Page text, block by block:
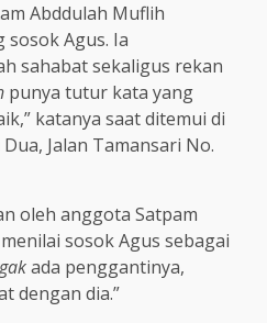
Abddulah Muflih
Agus. Ia
sahabat sekaligus rekan
punya tutur kata yang
katanya saat ditemui di
Jalan Tamansari No.
oleh anggota Satpam
sosok Agus sebagai
ada penggantinya,
dengan dia.”